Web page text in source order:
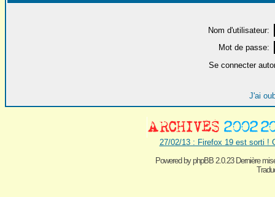
Nom d'utilisateur:
Mot de passe:
Se connecter
J'ai
27/02/13 : Firefox 19 est sorti !
Powered byphpBB 2.0.23 Dernière